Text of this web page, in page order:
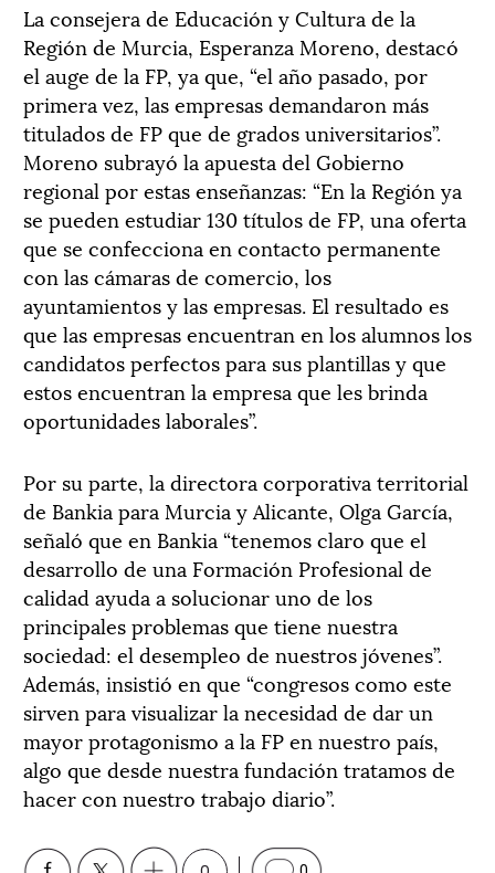
La consejera de Educación y Cultura de la
Región de Murcia, Esperanza Moreno, destacó
el auge de la FP, ya que, “el año pasado, por
primera vez, las empresas demandaron más
titulados de FP que de grados universitarios”.
Moreno subrayó la apuesta del Gobierno
regional por estas enseñanzas: “En la Región ya
se pueden estudiar 130 títulos de FP, una oferta
que se confecciona en contacto permanente
con las cámaras de comercio, los
ayuntamientos y las empresas. El resultado es
que las empresas encuentran en los alumnos los
candidatos perfectos para sus plantillas y que
estos encuentran la empresa que les brinda
oportunidades laborales”.
Por su parte, la directora corporativa territorial
de Bankia para Murcia y Alicante, Olga García,
señaló que en Bankia “tenemos claro que el
desarrollo de una Formación Profesional de
calidad ayuda a solucionar uno de los
principales problemas que tiene nuestra
sociedad: el desempleo de nuestros jóvenes”.
Además, insistió en que “congresos como este
sirven para visualizar la necesidad de dar un
mayor protagonismo a la FP en nuestro país,
algo que desde nuestra fundación tratamos de
hacer con nuestro trabajo diario”.